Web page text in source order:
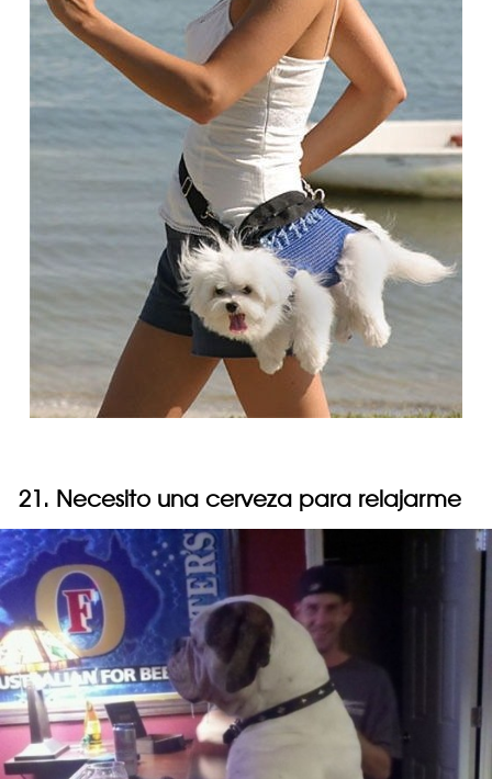
21. Necesito una cerveza para relajarme